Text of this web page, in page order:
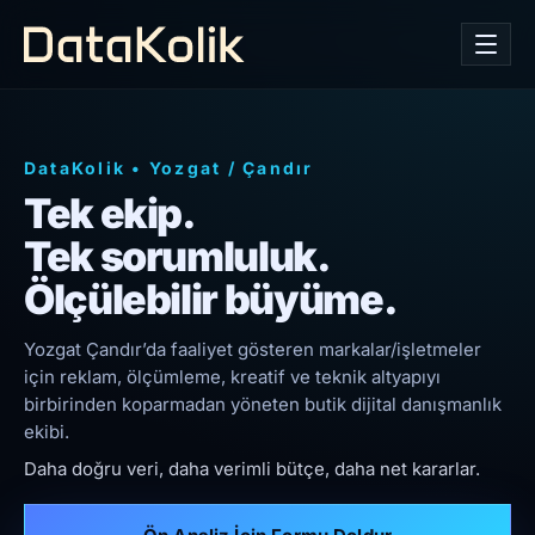
DataKolik • Yozgat /Çandır
Tek ekip.
Tek sorumluluk.
Ölçülebilir büyüme.
Yozgat Çandır’da faaliyet gösteren markalar/işletmeler
için reklam, ölçümleme, kreatif ve teknik altyapıyı
birbirinden koparmadan yöneten butik dijital danışmanlık
ekibi.
Daha doğru veri, daha verimli bütçe, daha net kararlar.